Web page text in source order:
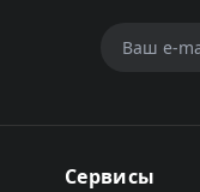
Сервисы